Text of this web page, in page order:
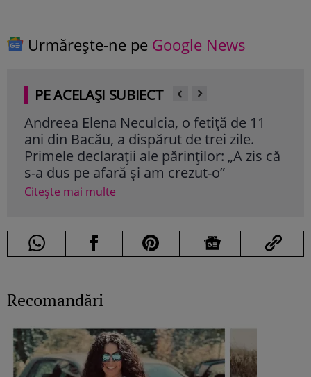
Urmărește-ne pe Google News
PE ACELAȘI SUBIECT
Andreea Elena Neculcia, o fetiță de 11
ani din Bacău, a dispărut de trei zile.
Primele declarații ale părinților: „A zis că
s-a dus pe afară și am crezut-o”
Citește mai multe
Recomandări